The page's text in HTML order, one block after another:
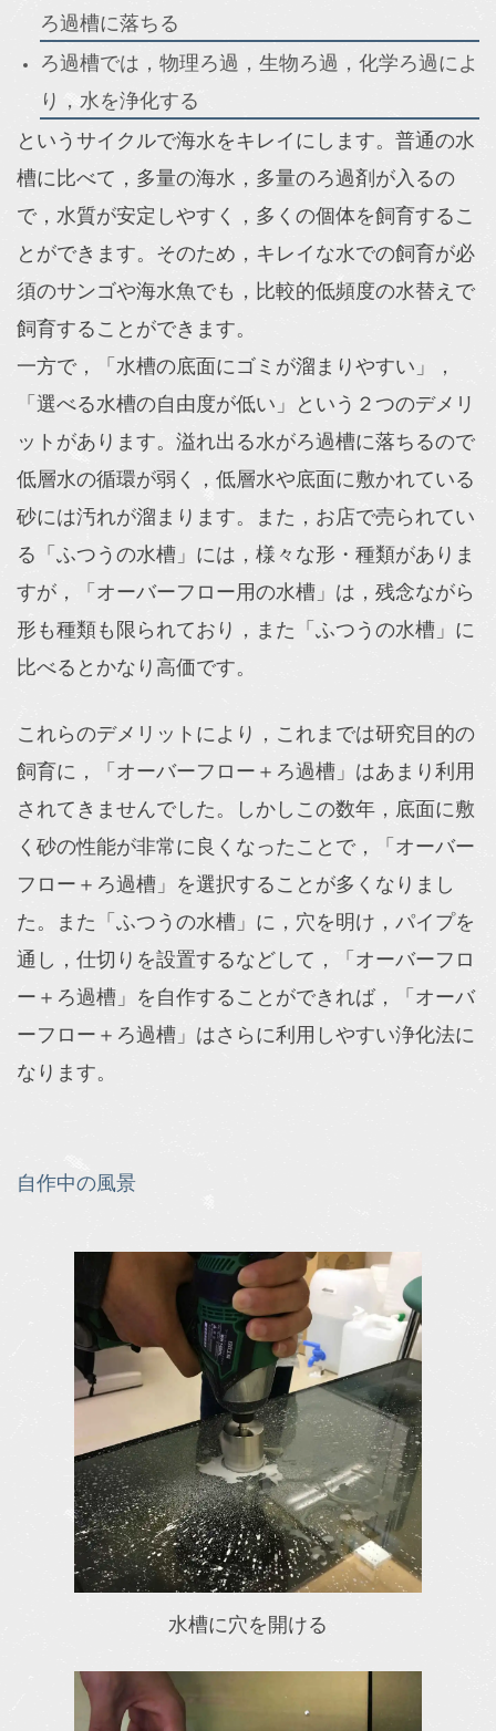
ろ過槽に落ちる
ろ過槽では，物理ろ過，生物ろ過，化学ろ過によ
り，水を浄化する
というサイクルで海水をキレイにします。 普通の水
槽に比べて，多量の海水，多量のろ過剤が入るの
で，水質が安定しやすく，多くの個体を飼育するこ
とができます。そのため，キレイな水での飼育が必
須のサンゴや海水魚でも，比較的低頻度の水替えで
飼育することができます。
一方で，「水槽の底面にゴミが溜まりやすい」，
「選べる水槽の自由度が低い」 という２つのデメリ
ットがあります。溢れ出る水がろ過槽に落ちるので
低層水の循環が弱く，低層水や底面に敷かれている
砂には汚れが溜まります。また，お店で売られてい
る「ふつうの水槽」には，様々な形・種類がありま
すが，「オーバーフロー用の水槽」は，残念ながら
形も種類も限られており，また「ふつうの水槽」に
比べるとかなり高価です。
これらのデメリットにより，これまでは研究目的の
飼育に，「オーバーフロー＋ろ過槽」はあまり利用
されてきませんでした。
しかしこの数年，底面に敷
く砂の性能が非常に良くなったことで，「オーバー
フロー＋ろ過槽」を選択することが多くなりまし
た。また「ふつうの水槽」に，穴を明け，パイプを
通し，仕切りを設置するなどして，「オーバーフロ
ー＋ろ過槽」を自作することができれば，「オーバ
ーフロー＋ろ過槽」はさらに利用しやすい浄化法に
なります。
自作中の風景
水槽に穴を開ける